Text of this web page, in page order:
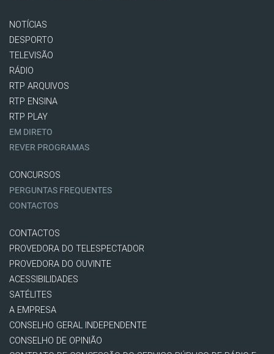
NOTÍCIAS
DESPORTO
TELEVISÃO
RÁDIO
RTP ARQUIVOS
RTP ENSINA
RTP PLAY
EM DIRETO
REVER PROGRAMAS
CONCURSOS
PERGUNTAS FREQUENTES
CONTACTOS
CONTACTOS
PROVEDORA DO TELESPECTADOR
PROVEDORA DO OUVINTE
ACESSIBILIDADES
SATÉLITES
A EMPRESA
CONSELHO GERAL INDEPENDENTE
CONSELHO DE OPINIÃO